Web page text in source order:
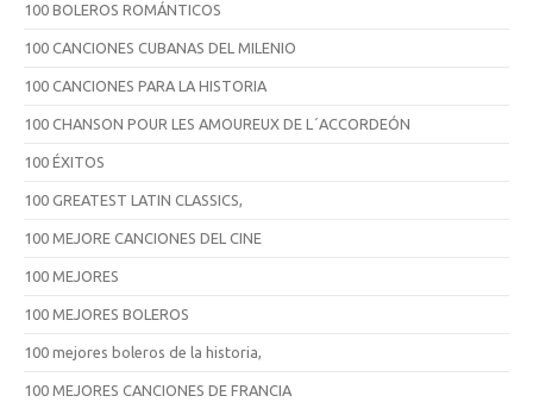
100 BOLEROS ROMÁNTICOS
100 CANCIONES CUBANAS DEL MILENIO
100 CANCIONES PARA LA HISTORIA
100 CHANSON POUR LES AMOUREUX DE L´ACCORDEÓN
100 ÉXITOS
100 GREATEST LATIN CLASSICS,
100 MEJORE CANCIONES DEL CINE
100 MEJORES
100 MEJORES BOLEROS
100 mejores boleros de la historia,
100 MEJORES CANCIONES DE FRANCIA